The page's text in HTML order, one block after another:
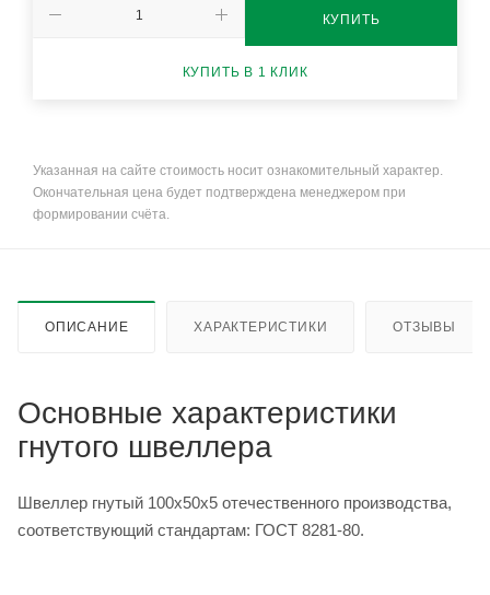
КУПИТЬ
КУПИТЬ В 1 КЛИК
Указанная на сайте стоимость носит ознакомительный характер.
Окончательная цена будет подтверждена менеджером при
формировании счёта.
ОПИСАНИЕ ХАРАКТЕРИСТИКИ ОТЗЫВЫ
Основные характеристики
гнутого швеллера
Швеллер гнутый 100х50х5 отечественного производства,
соответствующий стандартам: ГОСТ 8281-80.